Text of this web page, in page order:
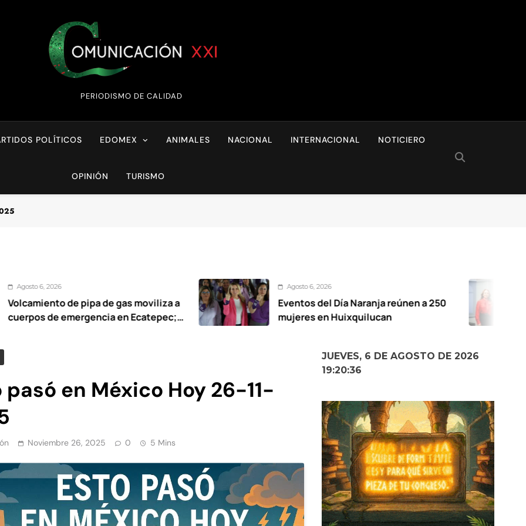
Comunicación XXI
PERIODISMO DE CALIDAD
POLÍTICOS EDOMEX ANIMALES NACIONAL INTERNACIONAL NOTICIERO
OPINIÓN TURISMO
de gas moviliza a
en Ecatepec;
Agosto 6, 2026
Eventos del Día Naranja reúnen a 250
mujeres en Huixquilucan
Rechaza
por
pasó en México Hoy 26-11-
Noviembre 26, 2025 0 5 Mins
JUEVES, 6 DE AGOSTO DE 2026
19:20:37